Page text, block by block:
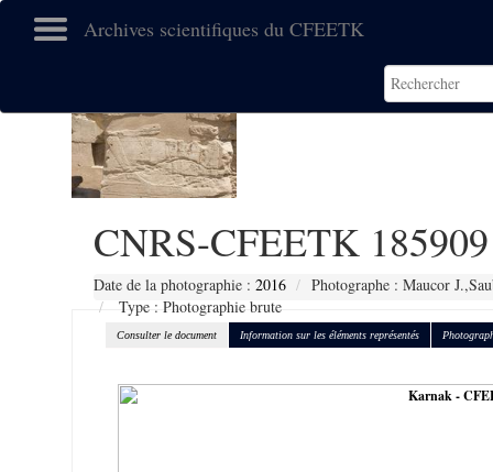
Archives scientifiques du CFEETK
CNRS-CFEETK 185909
Date de la photographie : 2016
Photographe : Maucor
Type : Photographie brute
Consulter le document Information sur les éléments représentés